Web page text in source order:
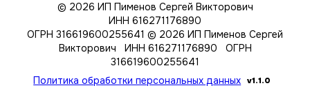
© 2026 ИП Пименов Сергей Викторович
ИНН 616271176890
ОГРН 316619600255641 © 2026 ИП Пименов Сергей
Викторович ИНН 616271176890 ОГРН
316619600255641
Политика обработки персональных данных v1.1.0